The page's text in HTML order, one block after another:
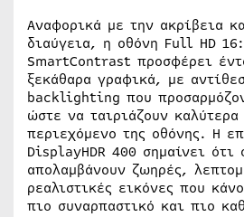
Αναφορικά με την ακρίβεια
διαύγεια, η οθόνη Full HD
SmartContrast προσφέρει
ξεκάθαρα γραφικά, με
backlighting που
ώστε να ταιριάζουν
περιεχόμενο της οθόνης. Η
DisplayHDR 400 σημαίνει ότι
απολαμβάνουν ζωηρές,
ρεαλιστικές εικόνες που
πιο συναρπαστικό και πιο